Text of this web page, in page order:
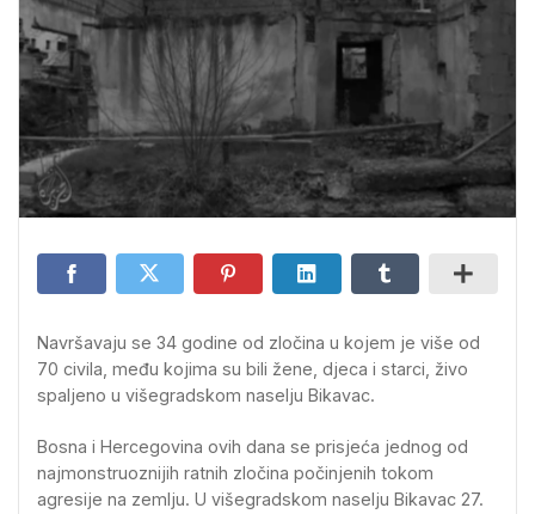
Navršavaju se 34 godine od zločina u kojem je više od
70 civila, među kojima su bili žene, djeca i starci, živo
spaljeno u višegradskom naselju Bikavac.
Bosna i Hercegovina ovih dana se prisjeća jednog od
najmonstruoznijih ratnih zločina počinjenih tokom
agresije na zemlju. U višegradskom naselju Bikavac 27.